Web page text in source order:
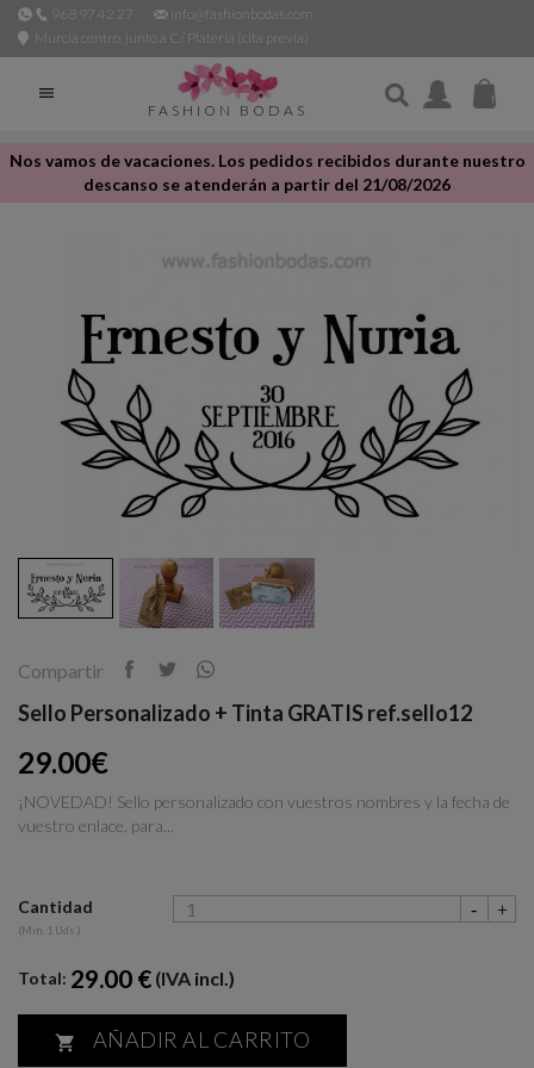
968 97 42 27
info@fashionbodas.com
Murcia centro, junto a C/ Platería (cita previa)

FASHION BODAS
Nos vamos de vacaciones. Los pedidos recibidos durante nuestro
descanso se atenderán a partir del 21/08/2026
Compartir
Sello Personalizado + Tinta GRATIS ref.sello12
29.00€
¡NOVEDAD! Sello personalizado con vuestros nombres y la fecha de
vuestro enlace, para...
Cantidad
(Min. 1 Uds.)
Total: 29.00 € (IVA incl.)
 AÑADIR AL CARRITO